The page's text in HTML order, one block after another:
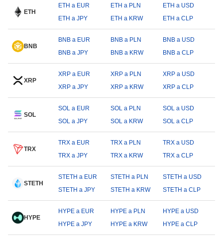
ETH
ETH a EUR ETH a PLN
ETH a USD
ETH a JPY
ETH a KRW ETH a CLP
BNB
BNB a EUR BNB a PLN
BNB a USD
BNB a JPY
BNB a KRW BNB a CLP
XRP
XRP a EUR XRP a PLN
XRP a USD
XRP a JPY
XRP a KRW XRP a CLP
SOL
SOL a EUR SOL a PLN
SOL a USD
SOL a JPY
SOL a KRW SOL a CLP
TRX
TRX a EUR TRX a PLN
TRX a USD
TRX a JPY
TRX a KRW TRX a CLP
STETH
STETH a EUR STETH a PLN
STETH a USD
STETH a JPY
STETH a KRW STETH a CLP
HYPE
HYPE a EUR HYPE a PLN
HYPE a USD
HYPE a JPY
HYPE a KRW HYPE a CLP